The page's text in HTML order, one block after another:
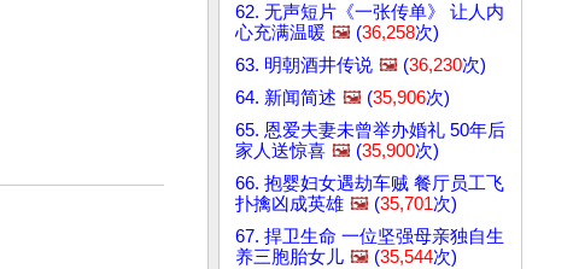
62. 无声短片《一张传单》 让人内
心充满温暖 🖼️ (36,258次)
63. 明朝酒井传说 🖼️ (36,230次)
64. 新闻简述 🖼️ (35,906次)
65. 恩爱夫妻未曾举办婚礼 50年后
家人送惊喜 🖼️ (35,900次)
66. 抱婴妇女遇劫车贼 餐厅员工飞
扑擒凶成英雄 🖼️ (35,701次)
67. 捍卫生命 一位坚强母亲独自生
养三胞胎女儿 🖼️ (35,544次)